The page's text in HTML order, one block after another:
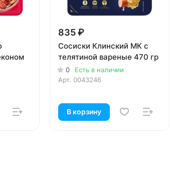
835 ₽
Сосиски Клинский МК с
телятиной вареные 470 гр
0
Есть в наличии
Арт. 0043246
В корзину